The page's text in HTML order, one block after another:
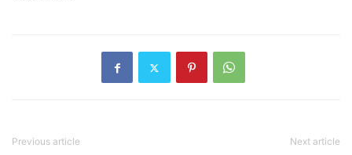
Previous article Next article